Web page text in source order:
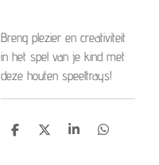
Breng plezier en creativiteit
in het spel van je kind met
deze houten speeltrays!
D
D
S
D